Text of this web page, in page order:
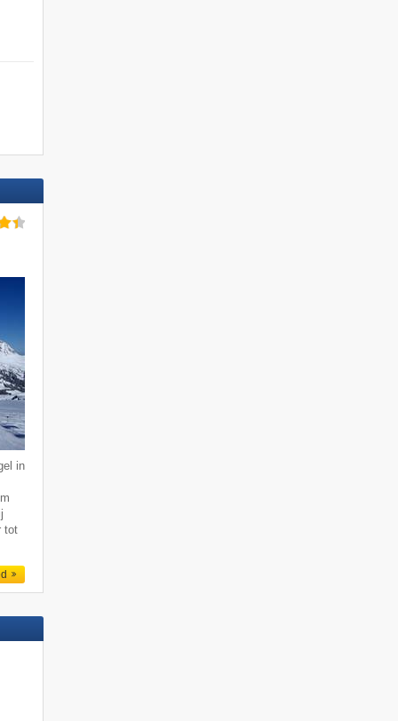
in
tot